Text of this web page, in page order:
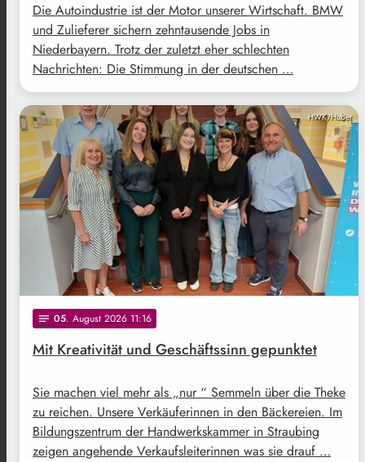
Die Autoindustrie ist der Motor unserer Wirtschaft. BMW
und Zulieferer sichern zehntausende Jobs in
Niederbayern. Trotz der zuletzt eher schlechten
Nachrichten: Die Stimmung in der deutschen …
HWK/Huber
notes 05. August 2026 11:16
Mit Kreativität und Geschäftssinn gepunktet
Sie machen viel mehr als „nur “ Semmeln über die Theke
zu reichen. Unsere Verkäuferinnen in den Bäckereien. Im
Bildungszentrum der Handwerkskammer in Straubing
zeigen angehende Verkaufsleiterinnen was sie drauf …